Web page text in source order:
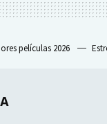
películas 2026